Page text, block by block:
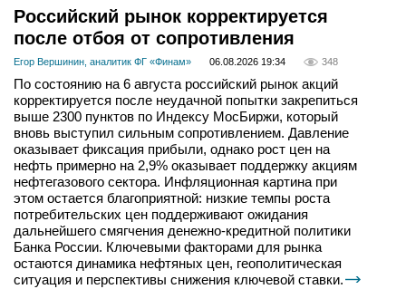
Российский рынок корректируется
после отбоя от сопротивления
Егор Вершинин, аналитик ФГ «Финам» 06.08.2026 19:34 348
По состоянию на 6 августа российский рынок акций
корректируется после неудачной попытки закрепиться
выше 2300 пунктов по Индексу МосБиржи, который
вновь выступил сильным сопротивлением. Давление
оказывает фиксация прибыли, однако рост цен на
нефть примерно на 2,9% оказывает поддержку акциям
нефтегазового сектора. Инфляционная картина при
этом остается благоприятной: низкие темпы роста
потребительских цен поддерживают ожидания
дальнейшего смягчения денежно-кредитной политики
Банка России. Ключевыми факторами для рынка
остаются динамика нефтяных цен, геополитическая
ситуация и перспективы снижения ключевой ставки.